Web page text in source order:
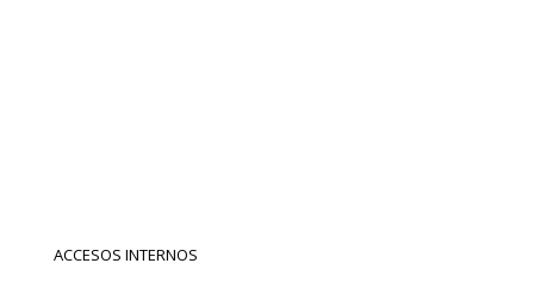
ACCESOS INTERNOS